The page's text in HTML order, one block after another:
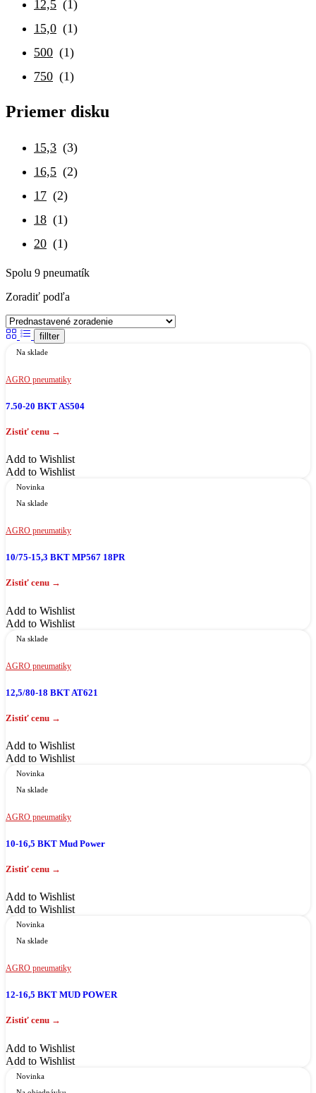
12,5 (1)
15,0 (1)
500 (1)
750 (1)
Priemer disku
15,3 (3)
16,5 (2)
17 (2)
18 (1)
20 (1)
Spolu 9 pneumatík
Zoradiť podľa
fillter
Na sklade
AGRO pneumatiky
7.50-20 BKT AS504
Add to Wishlist
Add to Wishlist
Novinka
Na sklade
AGRO pneumatiky
10/75-15,3 BKT MP567 18PR
Add to Wishlist
Add to Wishlist
Na sklade
AGRO pneumatiky
12,5/80-18 BKT AT621
Add to Wishlist
Add to Wishlist
Novinka
Na sklade
AGRO pneumatiky
10-16,5 BKT Mud Power
Add to Wishlist
Add to Wishlist
Novinka
Na sklade
AGRO pneumatiky
12-16,5 BKT MUD POWER
Add to Wishlist
Add to Wishlist
Novinka